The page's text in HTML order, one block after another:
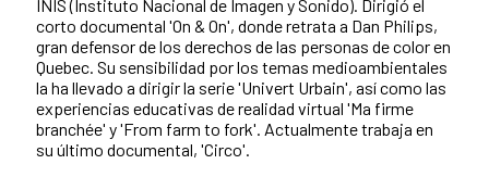
INIS (Instituto Nacional de Imagen y Sonido). Dirigió el
corto documental 'On & On', donde retrata a Dan Philips,
gran defensor de los derechos de las personas de color en
Quebec. Su sensibilidad por los temas medioambientales
la ha llevado a dirigir la serie 'Univert Urbain', así como las
experiencias educativas de realidad virtual 'Ma firme
branchée' y 'From farm to fork'. Actualmente trabaja en
su último documental, 'Circo'.